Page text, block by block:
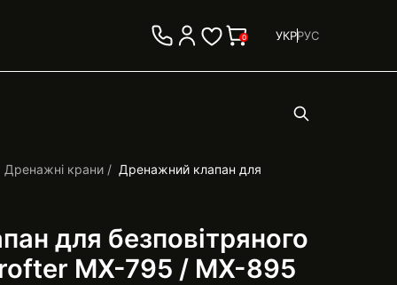
0 УКРРУС
Дренажні крани
Дренажний клапан для
для безповітряного
MX-795 / MX-895